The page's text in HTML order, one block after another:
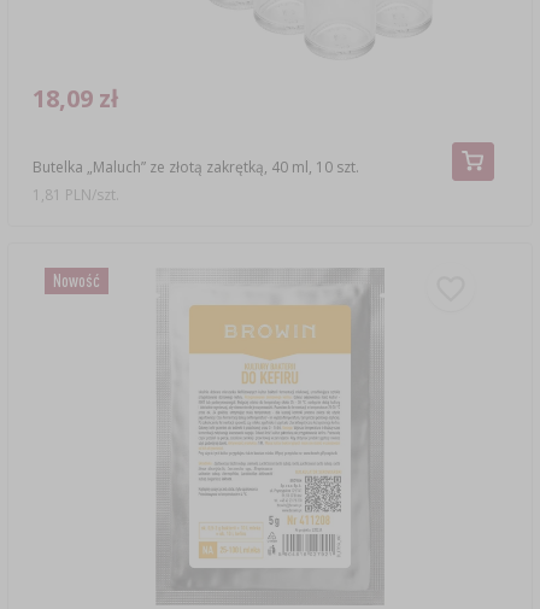
AROMATY DYMU WĘDZARNICZEGO
BUTELKI
GĄSIORY
AROMATYZACJA
LITERATURA
Butelka „Maluch” ze złotą zakrętką, 40 ml, 10 szt.
18,09 zł
1,81 PLN/szt.
Nowość